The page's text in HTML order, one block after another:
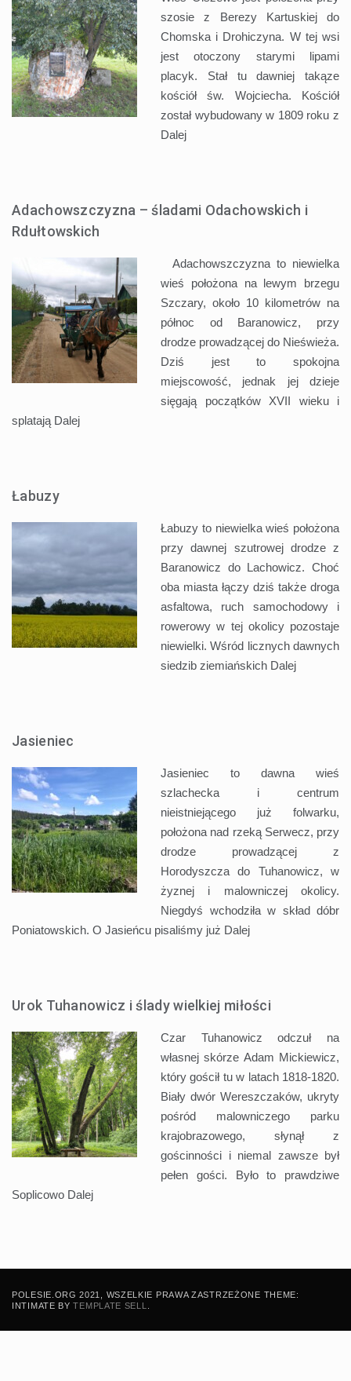
szosie z Berezy Kartuskiej do
Chomska i Drohiczyna. W tej wsi
jest otoczony starymi lipami
placyk. Stał tu dawniej takąze
kościół św. Wojciecha. Kościół
został wybudowany w 1809 roku z
Dalej
Adachowszczyzna – śladami Odachowskich i
Rdułtowskich
Adachowszczyzna to niewielka
wieś położona na lewym brzegu
Szczary, około 10 kilometrów na
północ od Baranowicz, przy
drodze prowadzącej do Nieświeża.
Dziś jest to spokojna
miejscowość, jednak jej dzieje
sięgają początków XVII wieku i
splatają Dalej
Łabuzy
Łabuzy to niewielka wieś położona
przy dawnej szutrowej drodze z
Baranowicz do Lachowicz. Choć
oba miasta łączy dziś także droga
asfaltowa, ruch samochodowy i
rowerowy w tej okolicy pozostaje
niewielki. Wśród licznych dawnych
siedzib ziemiańskich Dalej
Jasieniec
Jasieniec to dawna wieś
szlachecka i centrum
nieistniejącego już folwarku,
położona nad rzeką Serwecz, przy
drodze prowadzącej z
Horodyszcza do Tuhanowicz, w
żyznej i malowniczej okolicy.
Niegdyś wchodziła w skład dóbr
Poniatowskich. O Jasieńcu pisaliśmy już Dalej
Urok Tuhanowicz i ślady wielkiej miłości
Czar Tuhanowicz odczuł na
własnej skórze Adam Mickiewicz,
który gościł tu w latach 1818-1820.
Biały dwór Wereszczaków, ukryty
pośród malowniczego parku
krajobrazowego, słynął z
gościnności i niemal zawsze był
pełen gości. Było to prawdziwe
Soplicowo Dalej
POLESIE.ORG 2021, WSZELKIE PRAWA ZASTRZEŻONE THEME:
INTIMATE BYTEMPLATE SELL